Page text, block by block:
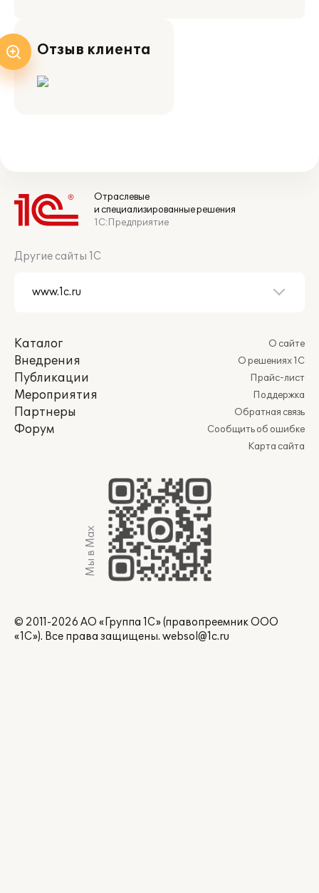
Отзыв клиента
Отраслевые
и специализированные решения
1С:Предприятие
Другие сайты 1С
Каталог
Внедрения
Публикации
Мероприятия
Партнеры
Форум
О сайте
О решениях 1С
Прайс-лист
Поддержка
Обратная связь
Сообщить об ошибке
Карта сайта
Мы в Max
© 2011-2026 АО «Группа 1С» (правопреемник ООО
«1С»). Все права защищены. websol@1c.ru